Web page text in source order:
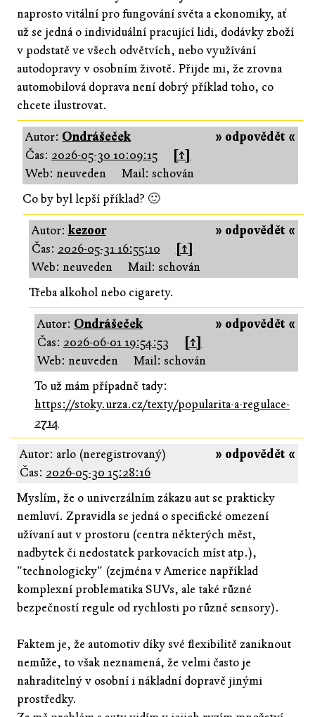
naprosto vitální pro fungování světa a ekonomiky, ať
už se jedná o individuální pracující lidi, dodávky zboží
v podstatě ve všech odvětvích, nebo využívání
autodopravy v osobním životě. Přijde mi, že zrovna
automobilová doprava není dobrý příklad toho, co
chcete ilustrovat.
» odpovědět «
Autor: Ondrášeček
Čas: 2026-05-30 10:09:15
[↑]
Web: neuveden
Mail: schován
Co by byl lepší příklad? 🙂
» odpovědět «
Autor:kezoor
Čas: 2026-05-31 16:55:10
[↑]
Web: neuveden
Mail: schován
Třeba alkohol nebo cigarety.
» odpovědět «
Autor: Ondrášeček
Čas: 2026-06-01 19:54:53
[↑]
Web: neuveden
Mail: schován
To už mám případně tady:
https://stoky.urza.cz/texty/popularita-a-regulace-
2714
» odpovědět «
Autor: arlo (neregistrovaný)
Čas: 2026-05-30 15:28:16
Myslím, že o univerzálním zákazu aut se prakticky
nemluví. Zpravidla se jedná o specifické omezení
užívaní aut v prostoru (centra některých měst,
nadbytek či nedostatek parkovacích míst atp.),
"technologicky" (zejména v Americe například
komplexní problematika SUVs, ale také různé
bezpečností regule od rychlosti po různé sensory).
Faktem je, že automotiv díky své flexibilitě zaniknout
nemůže, to však neznamená, že velmi často je
nahraditelný v osobní i nákladní dopravě jinými
prostředky.